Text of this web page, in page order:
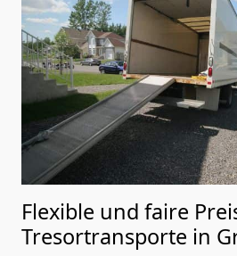
Flexible und faire
Tresortransporte in